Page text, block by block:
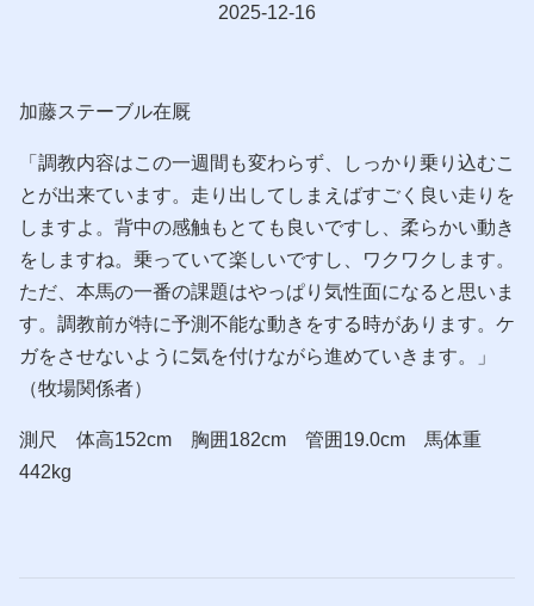
2025-12-16
加藤ステーブル在厩
「調教内容はこの一週間も変わらず、しっかり乗り込むこ
とが出来ています。走り出してしまえばすごく良い走りを
しますよ。背中の感触もとても良いですし、柔らかい動き
をしますね。乗っていて楽しいですし、ワクワクします。
ただ、本馬の一番の課題はやっぱり気性面になると思いま
す。調教前が特に予測不能な動きをする時があります。ケ
ガをさせないように気を付けながら進めていきます。」
（牧場関係者）
測尺 体高152cm 胸囲182cm 管囲19.0cm 馬体重
442kg